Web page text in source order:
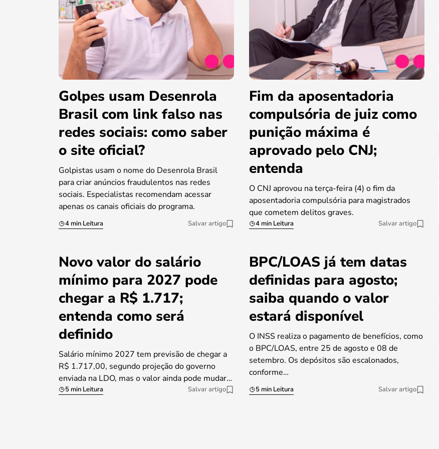
Golpes usam Desenrola
Brasil com link falso nas
redes sociais: como saber
o site oficial?
Golpistas usam o nome do Desenrola Brasil
para criar anúncios fraudulentos nas redes
sociais. Especialistas recomendam acessar
apenas os canais oficiais do programa.
4 min Leitura Salvar artigo
Fim da aposentadoria
compulsória de juiz como
punição máxima é
aprovado pelo CNJ;
entenda
O CNJ aprovou na terça-feira (4) o fim da
aposentadoria compulsória para magistrados
que cometem delitos graves.
4 min Leitura Salvar artigo
Novo valor do salário
mínimo para 2027 pode
chegar a R$ 1.717;
entenda como será
definido
Salário mínimo 2027 tem previsão de chegar a
R$ 1.717,00, segundo projeção do governo
enviada na LDO, mas o valor ainda pode mudar…
5 min Leitura Salvar artigo
BPC/LOAS já tem datas
definidas para agosto;
saiba quando o valor
estará disponível
O INSS realiza o pagamento de benefícios, como
o BPC/LOAS, entre 25 de agosto e 08 de
setembro. Os depósitos são escalonados,
conforme…
5 min Leitura Salvar artigo